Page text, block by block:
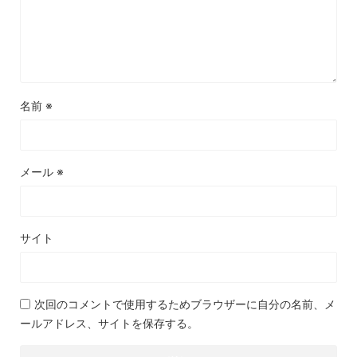
名前 ※
メール ※
サイト
次回のコメントで使用するためブラウザーに自分の名前、メ
ールアドレス、サイトを保存する。